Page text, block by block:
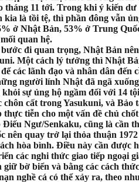
tháng 11 tới. Trong khi ý kiến
kia là tồi tệ, thì phần đông vẫn
ở Nhật Bản, 53% ở Trung
quan hệ.
đi quan trọng, Nhật Bản
Một cách lý tưởng thì Nhật
các lãnh đạo và nhân dân đến
người lính Nhật đã ngã
khỏi sự ủng hộ ngầm đối với 14
chôn cất trong Yasukuni, và Bảo
thực tiễn cho một vấn đề chủ
Ngư/Senkaku, cũng là cần
nên quay trở lại thỏa thuận
hòa bình. Điều này cần được
các nghi thức giao tiếp ngoại
giữ bờ biển và bằng các cách
nghề cá có thể xảy ra, theo